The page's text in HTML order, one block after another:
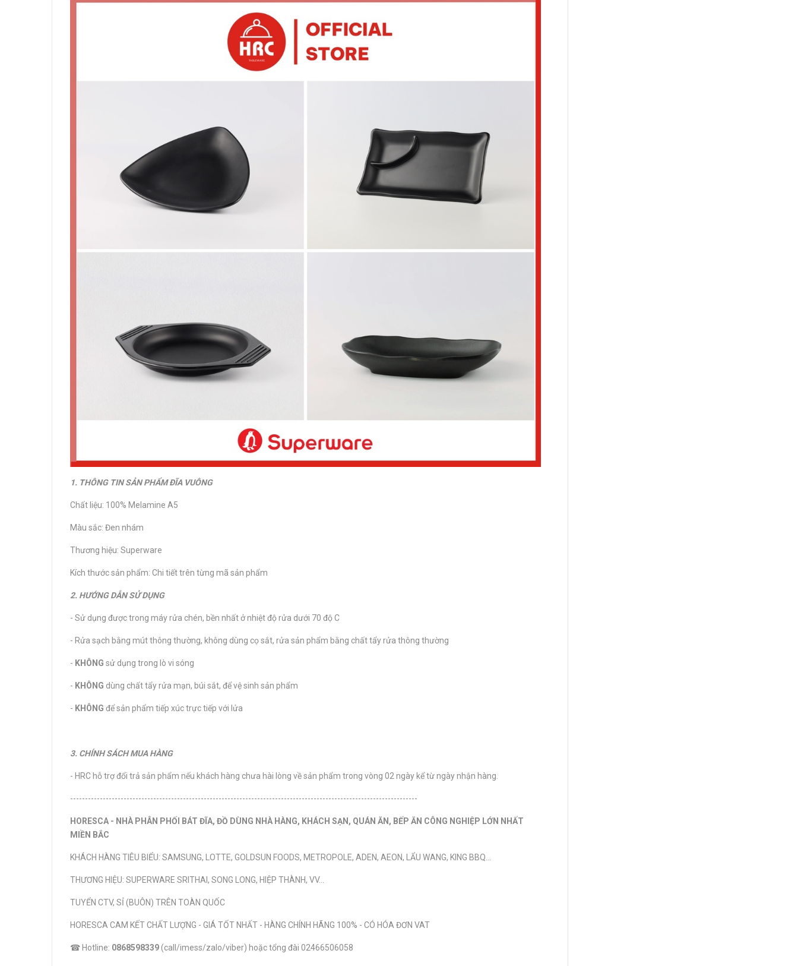
1. THÔNG TIN SẢN PHẨM ĐĨA VUÔNG
Chất liệu: 100% Melamine A5
Màu sắc: Đen nhám
Thương hiệu: Superware
Kích thước sản phẩm: Chi tiết trên từng mã sản phẩm
2. HƯỚNG DẪN SỬ DỤNG
- Sử dụng được trong máy rửa chén, bền nhất ở nhiệt độ rửa dưới 70 độ C
- Rửa sạch bằng mút thông thường, không dùng cọ sắt, rửa sản phẩm bằng chất tẩy rửa thông thường
- KHÔNG sử dụng trong lò vi sóng
- KHÔNG dùng chất tẩy rửa mạn, búi sắt, để vệ sinh sản phẩm
- KHÔNG để sản phẩm tiếp xúc trực tiếp với lửa
3. CHÍNH SÁCH MUA HÀNG
- HRC hỗ trợ đổi trả sản phẩm nếu khách hàng chưa hài lòng về sản phẩm trong vòng 02 ngày kể từ ngày nhận hàng.
---------------------------------------------------------------------------------------------------------------------
HORESCA - NHÀ PHÂN PHỐI BÁT ĐĨA, ĐỒ DÙNG NHÀ HÀNG, KHÁCH SẠN, QUÁN ĂN, BẾP ĂN CÔNG NGHIỆP LỚN NHẤT
MIỀN BẮC
KHÁCH HÀNG TIÊU BIỂU: SAMSUNG, LOTTE, GOLDSUN FOODS, METROPOLE, ADEN, AEON, LẨU WANG, KING BBQ…
THƯƠNG HIỆU: SUPERWARE SRITHAI, SONG LONG, HIỆP THÀNH, VV...
TUYỂN CTV, SỈ (BUÔN) TRÊN TOÀN QUỐC
HORESCA CAM KẾT CHẤT LƯỢNG - GIÁ TỐT NHẤT - HÀNG CHÍNH HÃNG 100% - CÓ HÓA ĐƠN VAT
☎ Hotline: 0868598339(call/imess/zalo/viber) hoặc tổng đài 02466506058